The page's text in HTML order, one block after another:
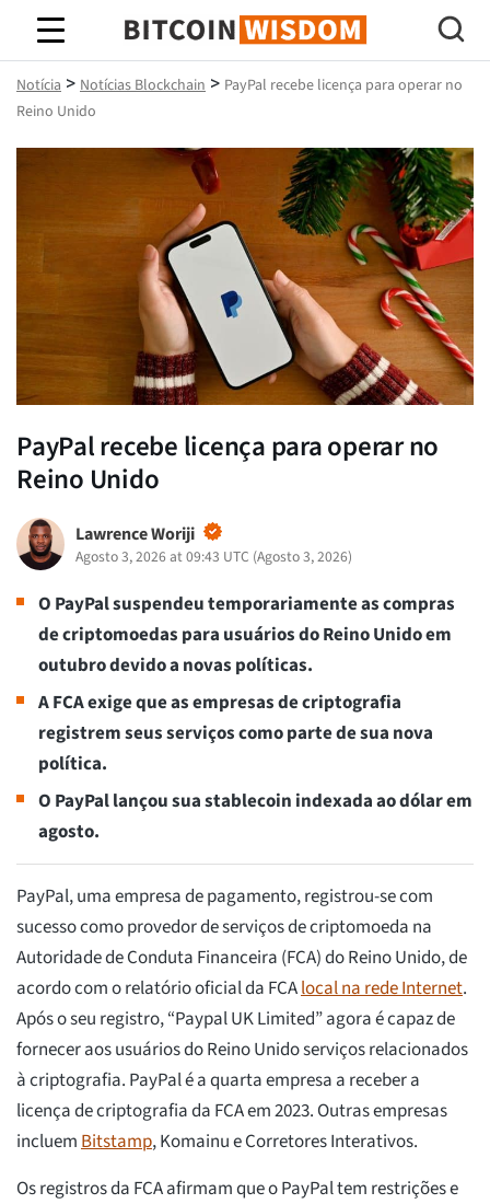
Sabedoria do Bitcoin
Notícia > Notícias Blockchain > PayPal recebe licença para operar no
Reino Unido
PayPal recebe licença para operar no
Reino Unido
Lawrence Woriji
Agosto 3, 2026 at 09:43 UTC (Agosto 3, 2026)
O PayPal suspendeu temporariamente as compras
de criptomoedas para usuários do Reino Unido em
outubro devido a novas políticas.
A FCA exige que as empresas de criptografia
registrem seus serviços como parte de sua nova
política.
O PayPal lançou sua stablecoin indexada ao dólar em
agosto.
PayPal, uma empresa de pagamento, registrou-se com
sucesso como provedor de serviços de criptomoeda na
Autoridade de Conduta Financeira (FCA) do Reino Unido, de
acordo com o relatório oficial da FCAlocal na rede Internet.
Após o seu registro, “Paypal UK Limited” agora é capaz de
fornecer aos usuários do Reino Unido serviços relacionados
à criptografia. PayPal é a quarta empresa a receber a
licença de criptografia da FCA em 2023. Outras empresas
incluemBitstamp, Komainu e Corretores Interativos.
Os registros da FCA afirmam que o PayPal tem restrições e